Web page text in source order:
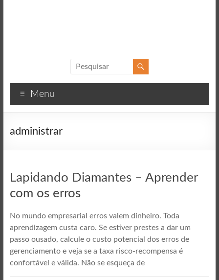
Textos
motivacionais
sucesso
Menu
administrar
Lapidando Diamantes – Aprender
com os erros
No mundo empresarial erros valem dinheiro. Toda
aprendizagem custa caro. Se estiver prestes a dar um
passo ousado, calcule o custo potencial dos erros de
gerenciamento e veja se a taxa risco-recompensa é
confortável e válida. Não se esqueça de